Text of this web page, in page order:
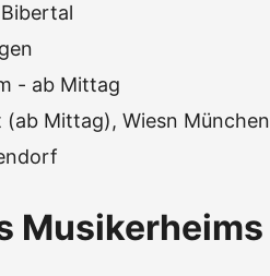
- ab Mittag
(ab Mittag), Wiesn München
Musikerheims